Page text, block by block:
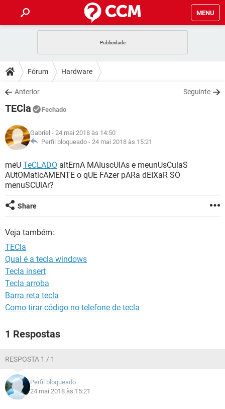
MENU
CELULAR
OUTLOOK
INSTAGRAM
GUIA DE COMPRAS
DICAS
JOGOS
INSTAGRAM
GUIA DE COMPRAS
DOWNLOADS
JOGOS
CELULAR
OUTLOOK EXCEL
INSTAGRAM GMAIL
GUIA DE COMPRAS
JOGOS
CELULAR
OUTLOOK EXCEL
INSTAGRAM
GUIA DE COMPRAS
GLOSSÁRIO
JOGOS WHATSAPP
CELULAR FACEBOOK
INSTAGRAM
GUIA DE COMPRAS
Fórum Hardware
Anterior Seguinte
TECla Fechado
Gabriel - 24 mai 2018 às 14:50
Perfil bloqueado - 24 mai 2018 às 15:21
meU TeCLADO altErnA MAIuscUlAs e meunUsCulaS
AUtOMaticAMENTE o qUE FAzer pARa dEIXaR SO
menuSCUlAr?
Share
Veja também:
TECla
Qual é a tecla windows
Tecla insert
Tecla arroba
Barra reta tecla
Como tirar código no telefone de tecla
1 Respostas
RESPOSTA 1 / 1
Perfil bloqueado
24 mai 2018 às 15:21